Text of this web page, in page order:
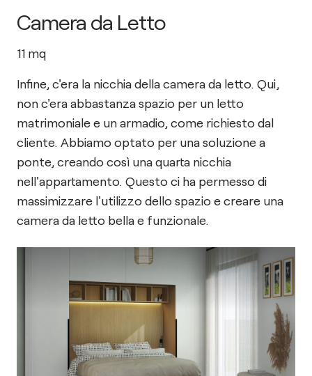
Camera da Letto
11 mq
Infine, c'era la nicchia della camera da letto. Qui,
non c'era abbastanza spazio per un letto
matrimoniale e un armadio, come richiesto dal
cliente. Abbiamo optato per una soluzione a
ponte, creando così una quarta nicchia
nell'appartamento. Questo ci ha permesso di
massimizzare l'utilizzo dello spazio e creare una
camera da letto bella e funzionale.